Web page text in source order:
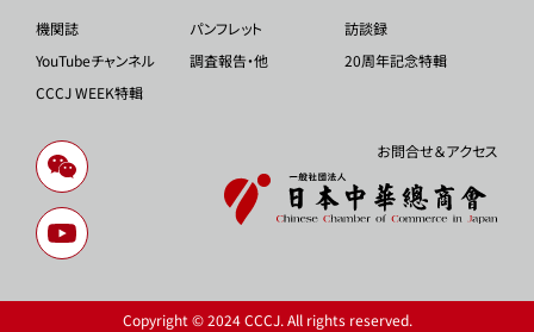
機関誌 パンフレット
訪談録
YouTubeチャンネル
調査報告・他
20周年記念特輯
CCCJ WEEK特輯
お問合せ＆アクセス
Copyright © 2024 CCCJ. All rights reserved.